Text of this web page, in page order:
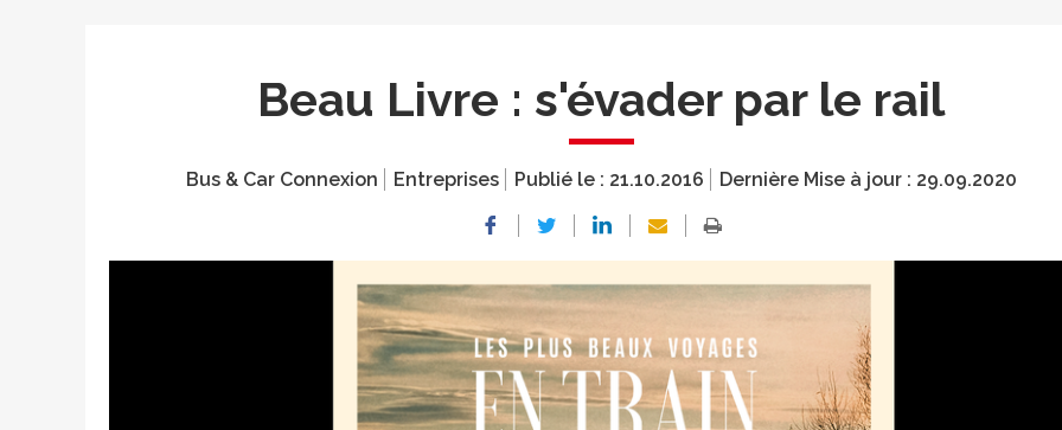
Beau Livre : s'évader par le rail
Bus & Car Connexion Entreprises Publié le : 21.10.2016 Dernière Mise à jour : 29.09.2020